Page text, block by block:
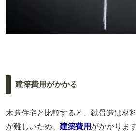
建築費用がかかる
木造住宅と比較すると、鉄骨造は材
が難しいため、 建築費用 がかかります